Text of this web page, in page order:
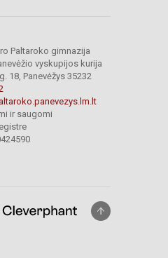
Paltaroko gimnazija
vyskupijos kurija
18, Panevėžys 35232
ir saugomi